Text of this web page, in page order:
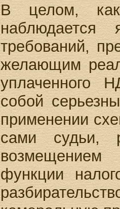
В целом, как
наблюдается
требований,
желающим
уплаченного
собой
применении
сами судьи,
функции